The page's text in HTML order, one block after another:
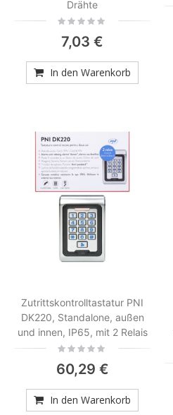
Drähte
Rating:
7,03 €
In den Warenkorb
Zutrittskontrolltastatur PNI
DK220, Standalone, außen
und innen, IP65, mit 2 Relais
Rating:
60,29 €
In den Warenkorb